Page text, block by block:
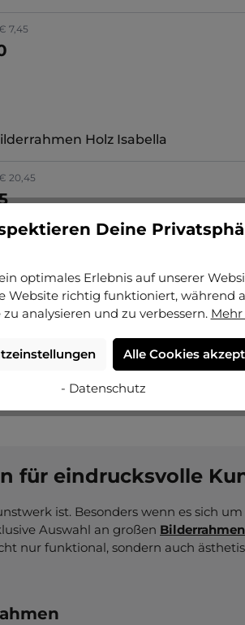
7,45
Bewertung von 5 von 5 Sternen
Holz Isabella
20,45
Holz Lysann
für eindrucksvolle
ist. Besonders wenn es sich
Auswahl an großen Bilderrahmen
nur funktional, sondern auch
Deine
optimales Erlebnis auf unserer
Website richtig funktioniert, während
analysieren und zu verbessern.
Alle Cookies
- Datenschutz